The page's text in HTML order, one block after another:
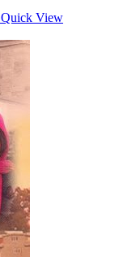
Quick View